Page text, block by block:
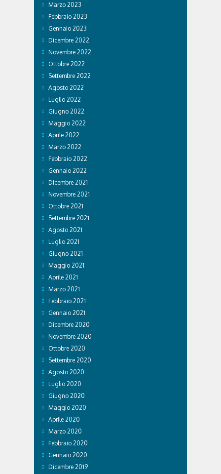
Marzo 2023
Febbraio 2023
Gennaio 2023
Dicembre 2022
Novembre 2022
Ottobre 2022
Settembre 2022
Agosto 2022
Luglio 2022
Giugno 2022
Maggio 2022
Aprile 2022
Marzo 2022
Febbraio 2022
Gennaio 2022
Dicembre 2021
Novembre 2021
Ottobre 2021
Settembre 2021
Agosto 2021
Luglio 2021
Giugno 2021
Maggio 2021
Aprile 2021
Marzo 2021
Febbraio 2021
Gennaio 2021
Dicembre 2020
Novembre 2020
Ottobre 2020
Settembre 2020
Agosto 2020
Luglio 2020
Giugno 2020
Maggio 2020
Aprile 2020
Marzo 2020
Febbraio 2020
Gennaio 2020
Dicembre 2019